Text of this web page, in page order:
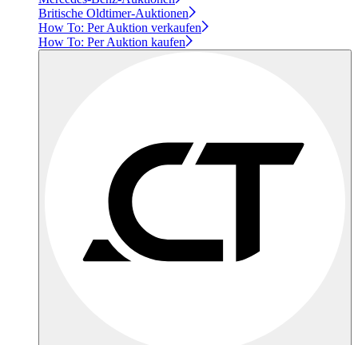
Britische Oldtimer-Auktionen
How To: Per Auktion verkaufen
How To: Per Auktion kaufen